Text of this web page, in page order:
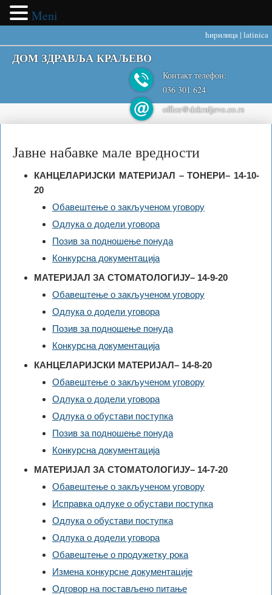
ћирилица | latinica
ДОМ ЗДРАВЉА КРАЉЕВО
Контакт телефон:
036 301 624
office@dzkraljevo.co.rs
Јавне набавке мале вредности
КАНЦЕЛАРИЈСКИ МАТЕРИЈАЛ – ТОНЕРИ– 14-10-
20
Обавештење о закљученом уговору
Одлука о додели уговора
Позив за подношење понуда
Конкурсна документација
МАТЕРИЈАЛ ЗА СТОМАТОЛОГИЈУ– 14-9-20
Обавештење о закљученом уговору
Одлука о додели уговора
Позив за подношење понуда
Конкурсна документација
КАНЦЕЛАРИЈСКИ МАТЕРИЈАЛ– 14-8-20
Обавештење о закљученом уговору
Одлука о додели уговора
Одлука о обустави поступка
Позив за подношење понуда
Конкурсна документација
МАТЕРИЈАЛ ЗА СТОМАТОЛОГИЈУ– 14-7-20
Обавештење о закљученом уговору
Исправка одлуке о обустави поступка
Одлука о обустави поступка
Одлука о додели уговора
Обавештење о продужетку рока
Измена конкурсне документације
Одговор на постављено питање
Meni